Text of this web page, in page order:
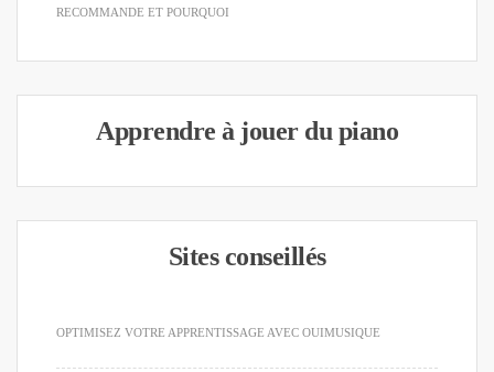
RECOMMANDE ET POURQUOI
Apprendre à jouer du piano
Sites conseillés
OPTIMISEZ VOTRE APPRENTISSAGE AVEC OUIMUSIQUE